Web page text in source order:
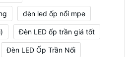
đèn led ốp nổi mpe
Đèn LED ốp trần giá tốt
Đèn LED Ốp Trần Nổi